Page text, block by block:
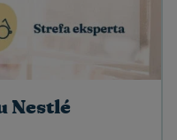
Nestlé